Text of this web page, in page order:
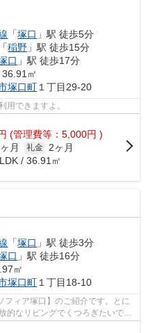
「塚口 」駅 徒歩5分
「稲野 」駅 徒歩15分
口 」駅 徒歩17分
㎡
塚口町 １丁目29-20
用できますよ。
(管理費等：5,000円 )
月 礼金 2ヶ月
/ 36.91㎡
「塚口 」駅 徒歩3分
口 」駅 徒歩16分
㎡
塚口町 １丁目18-10
ィア塚口】のご紹介です。とに
なリビングでくつろぎたいです